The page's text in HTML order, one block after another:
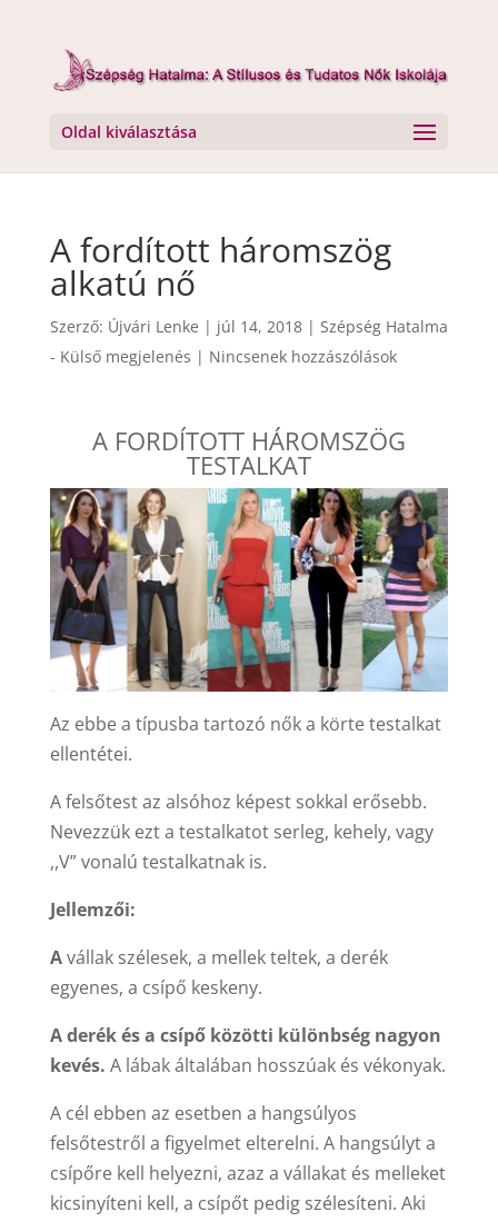
Oldal kiválasztása
A fordított háromszög
alkatú nő
Szerző: Újvári Lenke | júl 14, 2018| Szépség Hatalma
- Külső megjelenés | Nincsenek hozzászólások
A FORDÍTOTT HÁROMSZÖG
TESTALKAT
Az ebbe a típusba tartozó nők a körte testalkat
ellentétei.
A felsőtest az alsóhoz képest sokkal erősebb.
Nevezzük ezt a testalkatot serleg, kehely, vagy
,,V” vonalú testalkatnak is.
Jellemzői:
Avállak szélesek, a mellek teltek, a derék
egyenes, a csípő keskeny.
A derék és a csípő közötti különbség nagyon
kevés. A lábak általában hosszúak és vékonyak.
A cél ebben az esetben a hangsúlyos
felsőtestről a figyelmet elterelni. A hangsúlyt a
csípőre kell helyezni, azaz a vállakat és melleket
kicsinyíteni kell, a csípőt pedig szélesíteni. Aki